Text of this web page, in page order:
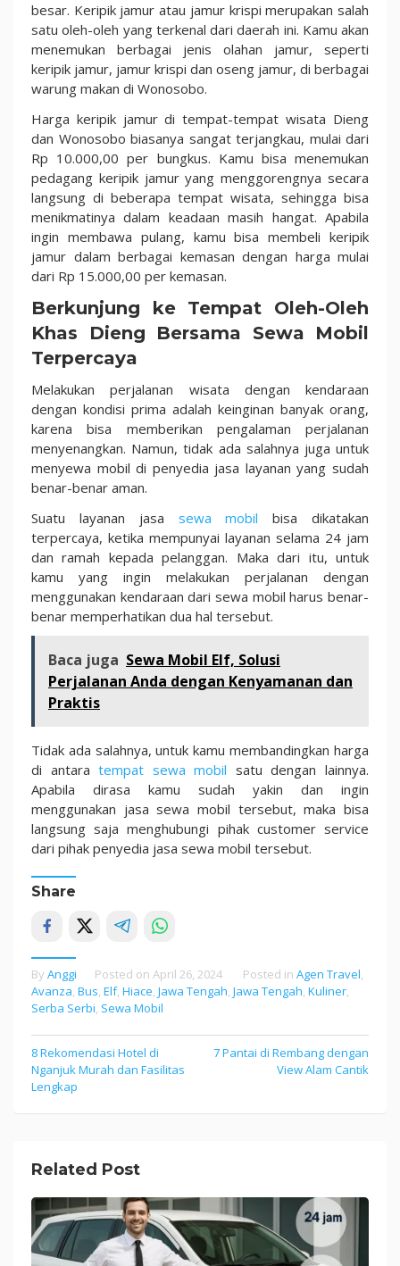
besar. Keripik jamur atau jamur krispi merupakan salah
satu oleh-oleh yang terkenal dari daerah ini. Kamu akan
menemukan berbagai jenis olahan jamur, seperti
keripik jamur, jamur krispi dan oseng jamur, di berbagai
warung makan di Wonosobo.
Harga keripik jamur di tempat-tempat wisata Dieng
dan Wonosobo biasanya sangat terjangkau, mulai dari
Rp 10.000,00 per bungkus. Kamu bisa menemukan
pedagang keripik jamur yang menggorengnya secara
langsung di beberapa tempat wisata, sehingga bisa
menikmatinya dalam keadaan masih hangat. Apabila
ingin membawa pulang, kamu bisa membeli keripik
jamur dalam berbagai kemasan dengan harga mulai
dari Rp 15.000,00 per kemasan.
Berkunjung ke Tempat Oleh-Oleh
Khas Dieng Bersama Sewa Mobil
Terpercaya
Melakukan perjalanan wisata dengan kendaraan
dengan kondisi prima adalah keinginan banyak orang,
karena bisa memberikan pengalaman perjalanan
menyenangkan. Namun, tidak ada salahnya juga untuk
menyewa mobil di penyedia jasa layanan yang sudah
benar-benar aman.
Suatu layanan jasa
sewa mobil bisa dikatakan
terpercaya, ketika mempunyai layanan selama 24 jam
dan ramah kepada pelanggan. Maka dari itu, untuk
kamu yang ingin melakukan perjalanan dengan
menggunakan kendaraan dari sewa mobil harus benar-
benar memperhatikan dua hal tersebut.
Baca juga Sewa Mobil Elf, Solusi
Perjalanan Anda dengan Kenyamanan dan
Praktis
Tidak ada salahnya, untuk kamu membandingkan harga
di antara tempat sewa mobil satu dengan lainnya.
Apabila dirasa kamu sudah yakin dan ingin
menggunakan jasa sewa mobil tersebut, maka bisa
langsung saja menghubungi pihak customer service
dari pihak penyedia jasa sewa mobil tersebut.
Share
By Anggi Posted on April 26, 2024 Posted in Agen Travel,
Avanza, Bus, Elf, Hiace, Jawa Tengah, Jawa Tengah, Kuliner,
Serba Serbi, Sewa Mobil
Post
navigation
8 Rekomendasi Hotel di
Nganjuk Murah dan Fasilitas
Lengkap
7 Pantai di Rembang dengan
View Alam Cantik
Related Post